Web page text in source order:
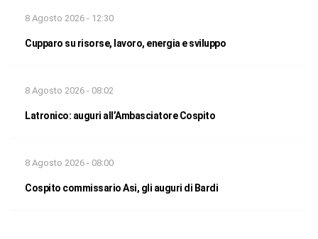
8 Agosto 2026 - 12:30
Cupparo su risorse, lavoro, energia e sviluppo
8 Agosto 2026 - 08:02
Latronico: auguri all’Ambasciatore Cospito
8 Agosto 2026 - 08:00
Cospito commissario Asi, gli auguri di Bardi